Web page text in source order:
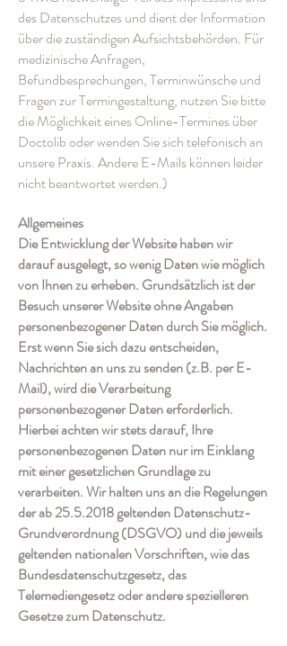
des Datenschutzes und dient der Information
über die zuständigen Aufsichtsbehörden. Für
medizinische Anfragen,
Befundbesprechungen, Terminwünsche und
Fragen zur Termingestaltung, nutzen Sie bitte
die Möglichkeit eines Online-Termines über
Doctolib oder wenden Sie sich telefonisch an
unsere Praxis. Andere E-Mails können leider
nicht beantwortet werden.)
Allgemeines
Die Entwicklung der Website haben wir
darauf ausgelegt, so wenig Daten wie möglich
von Ihnen zu erheben. Grundsätzlich ist der
Besuch unserer Website ohne Angaben
personenbezogener Daten durch Sie möglich.
Erst wenn Sie sich dazu entscheiden,
Nachrichten an uns zu senden (z.B. per E-
Mail), wird die Verarbeitung
personenbezogener Daten erforderlich.
Hierbei achten wir stets darauf, Ihre
personenbezogenen Daten nur im Einklang
mit einer gesetzlichen Grundlage zu
verarbeiten. Wir halten uns an die Regelungen
der ab25.5.2018geltenden Datenschutz-
Grundverordnung (DSGVO) und die jeweils
geltenden nationalen Vorschriften, wie das
Bundesdatenschutzgesetz, das
Telemediengesetz oder andere spezielleren
Gesetze zum Datenschutz.